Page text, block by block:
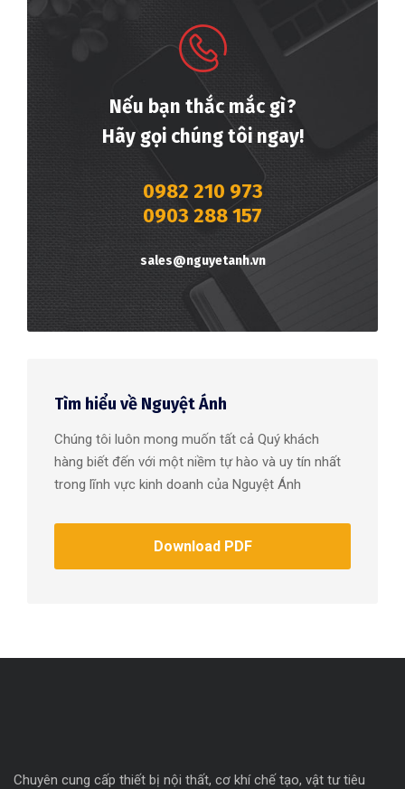
Nếu bạn thắc mắc gì?
Hãy gọi chúng tôi ngay!
0982 210 973
0903 288 157
sales@nguyetanh.vn
Tìm hiểu về Nguyệt Ánh
Chúng tôi luôn mong muốn tất cả Quý khách
hàng biết đến với một niềm tự hào và uy tín nhất
trong lĩnh vực kinh doanh của Nguyệt Ánh
Download PDF
Chuyên cung cấp thiết bị nội thất, cơ khí chế tạo, vật tư tiêu